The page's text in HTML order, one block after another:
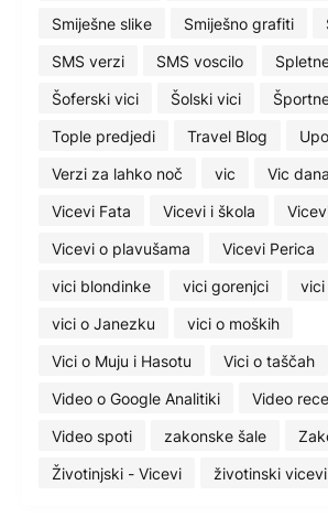
Smiješne slike
Smiješno grafiti
SMS verzi
SMS voscilo
Šoferski vici
Šolski vici
Tople predjedi
Travel Blog
Verzi za lahko noč
vic Vic dana
Vicevi Fata
Vicevi i škola
Vicevi o plavušama
Vicevi Perica
vici blondinke
vici gorenjci
vici
vici o Janezku
vici o moških
Vici o Muju i Hasotu
Vici o taščah
Video o Google Analitiki
Video
Video spoti
zakonske šale
Životinjski - Vicevi
životinski vicevi